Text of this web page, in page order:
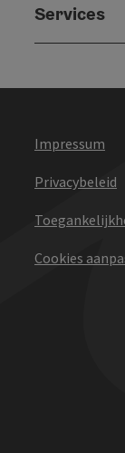
Services
Impressum
Privacybeleid
Cookies